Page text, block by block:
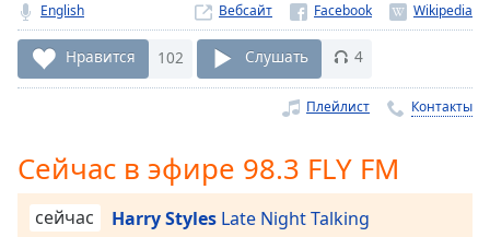
live LIVE
Remaining
Time-
Playback
Rate
Chapters
English Вебсайт
Нравится 102 Слушать 4
Плейлист Контакты
Сейчас в эфире 98.3 FLY FM
сейчас Harry Styles Late Night Talking